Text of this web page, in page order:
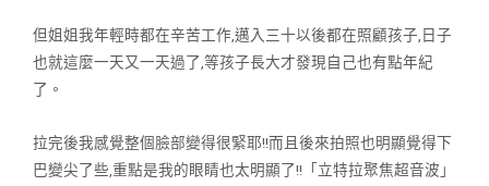
但姐姐我年輕時都在辛苦工作,邁入三十以後都在照顧孩子,日子
也就這麼一天又一天過了,等孩子長大才發現自己也有點年紀
了。
拉完後我感覺整個臉部變得很緊耶!!而且後來拍照也明顯覺得下
巴變尖了些,重點是我的眼睛也太明顯了!!「立特拉聚焦超音波」